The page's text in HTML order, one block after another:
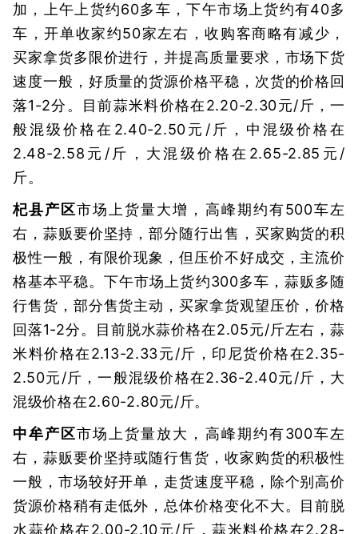
加，上午上货约60多车，下午市场上货约有40多
车，开单收家约50家左右，收购客商略有减少，
买家拿货多限价进行，并提高质量要求，市场下货
速度一般，好质量的货源价格平稳，次货的价格回
落1-2分。目前蒜米料价格在2.20-2.30元/斤，一
般混级价格在2.40-2.50元/斤，中混级价格在
2.48-2.58元/斤，大混级价格在2.65-2.85元/
斤。
杞县产区市场上货量大增，高峰期约有500车左
右，蒜贩要价坚持，部分随行出售，买家购货的积
极性一般，有限价现象，但压价不好成交，主流价
格基本平稳。下午市场上货约300多车，蒜贩多随
行售货，部分售货主动，买家拿货观望压价，价格
回落1-2分。目前脱水蒜价格在2.05元/斤左右，蒜
米料价格在2.13-2.33元/斤，印尼货价格在2.35-
2.50元/斤，一般混级价格在2.36-2.40元/斤，大
混级价格在2.60-2.80元/斤。
中牟产区市场上货量放大，高峰期约有300车左
右，蒜贩要价坚持或随行售货，收家购货的积极性
一般，市场较好开单，走货速度平稳，除个别高价
货源价格稍有走低外，总体价格变化不大。目前脱
水蒜价格在2.00-2.10元/斤，蒜米料价格在2.28-